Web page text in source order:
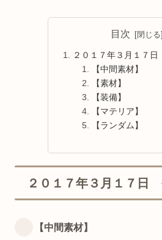
目次
２０１７年３月１７
【中間素材】
【素材】
【装備】
【マテリア】
【ランダム】
２０１７年３月１７日
【中間素材】